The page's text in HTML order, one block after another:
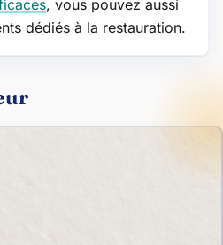
, vous pouvez aussi
dédiés à la restauration.